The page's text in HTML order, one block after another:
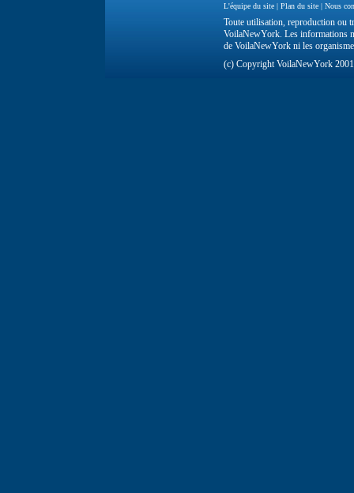
L'équipe du site | Plan du site | Nous
Toute utilisation, reproduction ou
VoilaNewYork. Les informations
de VoilaNewYork ni les
(c) Copyright VoilaNewYork